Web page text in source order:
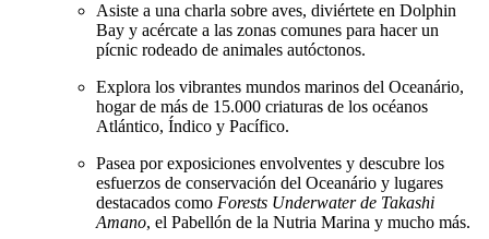
Asiste a una charla sobre aves, diviértete en Dolphin
Bay y acércate a las zonas comunes para hacer un
pícnic rodeado de animales autóctonos.
Explora los vibrantes mundos marinos del Oceanário,
hogar de más de 15.000 criaturas de los océanos
Atlántico, Índico y Pacífico.
Pasea por exposiciones envolventes y descubre los
esfuerzos de conservación del Oceanário y lugares
destacados como Forests Underwater de Takashi
Amano, el Pabellón de la Nutria Marina y mucho más.